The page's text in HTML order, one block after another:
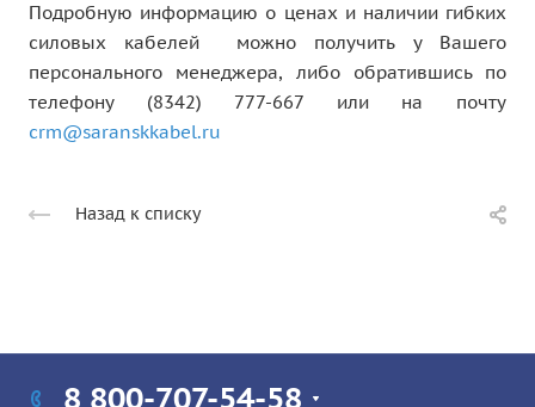
Подробную информацию о ценах и наличии гибких
силовых кабелей можно получить у Вашего
персонального менеджера, либо обратившись по
телефону (8342) 777-667 или на почту
crm@saranskkabel.ru
Назад к списку
8 800-707-54-58